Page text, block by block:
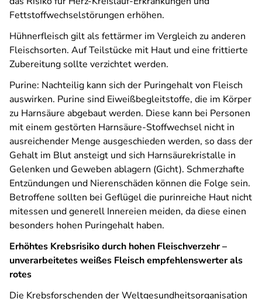
Fettstoffwechselstörungen erhöhen.
Hühnerfleisch gilt als fettärmer im Vergleich zu anderen
Fleischsorten. Auf Teilstücke mit Haut und eine frittierte
Zubereitung sollte verzichtet werden.
Purine: Nachteilig kann sich der Puringehalt von Fleisch
auswirken. Purine sind Eiweißbegleitstoffe, die im Körper
zu Harnsäure abgebaut werden. Diese kann bei Personen
mit einem gestörten Harnsäure-Stoffwechsel nicht in
ausreichender Menge ausgeschieden werden, so dass der
Gehalt im Blut ansteigt und sich Harnsäurekristalle in
Gelenken und Geweben ablagern (Gicht). Schmerzhafte
Entzündungen und Nierenschäden können die Folge sein.
Betroffene sollten bei Geflügel die purinreiche Haut nicht
mitessen und generell Innereien meiden, da diese einen
besonders hohen Puringehalt haben.
Erhöhtes Krebsrisiko durch hohen Fleischverzehr –
unverarbeitetes weißes Fleisch empfehlenswerter als
rotes
Die Krebsforschenden der Weltgesundheitsorganisation